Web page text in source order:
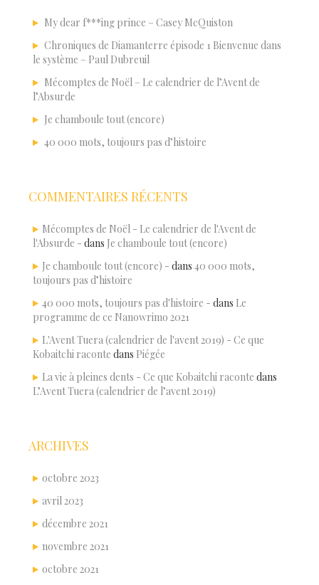
My dear f***ing prince – Casey McQuiston
Chroniques de Diamanterre épisode 1 Bienvenue dans
le système – Paul Dubreuil
Mécomptes de Noël – Le calendrier de l’Avent de
l’Absurde
Je chamboule tout (encore)
40 000 mots, toujours pas d’histoire
COMMENTAIRES RÉCENTS
Mécomptes de Noël - Le calendrier de l'Avent de
l'Absurde - dans Je chamboule tout (encore)
Je chamboule tout (encore) - dans 40 000 mots,
toujours pas d’histoire
40 000 mots, toujours pas d'histoire - dans Le
programme de ce Nanowrimo 2021
L'Avent Tuera (calendrier de l'avent 2019) - Ce que
Kobaitchi raconte dans Piégée
La vie à pleines dents - Ce que Kobaitchi raconte dans
L’Avent Tuera (calendrier de l’avent 2019)
ARCHIVES
octobre 2023
avril 2023
décembre 2021
novembre 2021
octobre 2021